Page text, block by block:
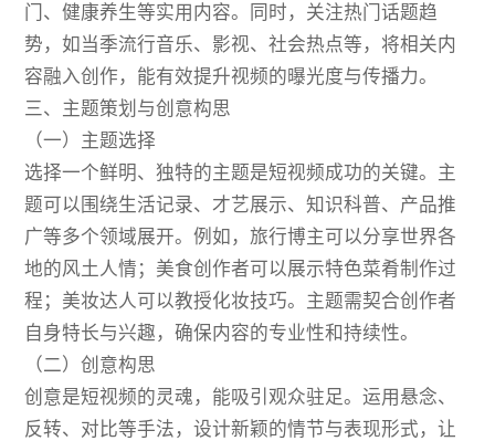
门、健康养生等实用内容。同时，关注热门话题趋
势，如当季流行音乐、影视、社会热点等，将相关内
容融入创作，能有效提升视频的曝光度与传播力。
三、主题策划与创意构思
（一）主题选择
选择一个鲜明、独特的主题是短视频成功的关键。主
题可以围绕生活记录、才艺展示、知识科普、产品推
广等多个领域展开。例如，旅行博主可以分享世界各
地的风土人情；美食创作者可以展示特色菜肴制作过
程；美妆达人可以教授化妆技巧。主题需契合创作者
自身特长与兴趣，确保内容的专业性和持续性。
（二）创意构思
创意是短视频的灵魂，能吸引观众驻足。运用悬念、
反转、对比等手法，设计新颖的情节与表现形式，让